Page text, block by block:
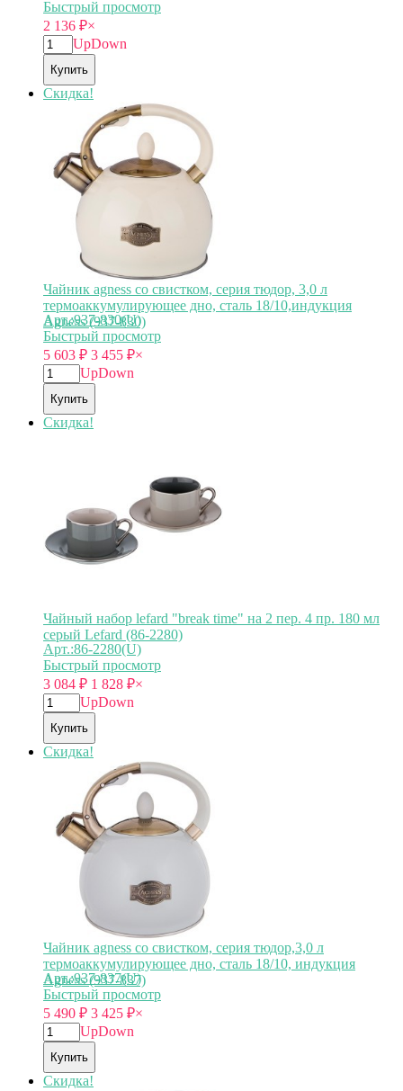
Быстрый просмотр
2 136 ₽×
UpDown
Купить
Скидка!
Чайник agness со свистком, серия тюдор, 3,0 л
термоаккумулирующее дно, сталь 18/10,индукция
Agness (937-830)
Арт.:937-830(U)
Быстрый просмотр
5 603 ₽ 3 455 ₽×
UpDown
Купить
Скидка!
Чайный набор lefard "break time" на 2 пер. 4 пр. 180 мл
серый Lefard (86-2280)
Арт.:86-2280(U)
Быстрый просмотр
3 084 ₽ 1 828 ₽×
UpDown
Купить
Скидка!
Чайник agness со свистком, серия тюдор,3,0 л
термоаккумулирующее дно, сталь 18/10, индукция
Agness (937-837)
Арт.:937-837(U)
Быстрый просмотр
5 490 ₽ 3 425 ₽×
UpDown
Купить
Скидка!